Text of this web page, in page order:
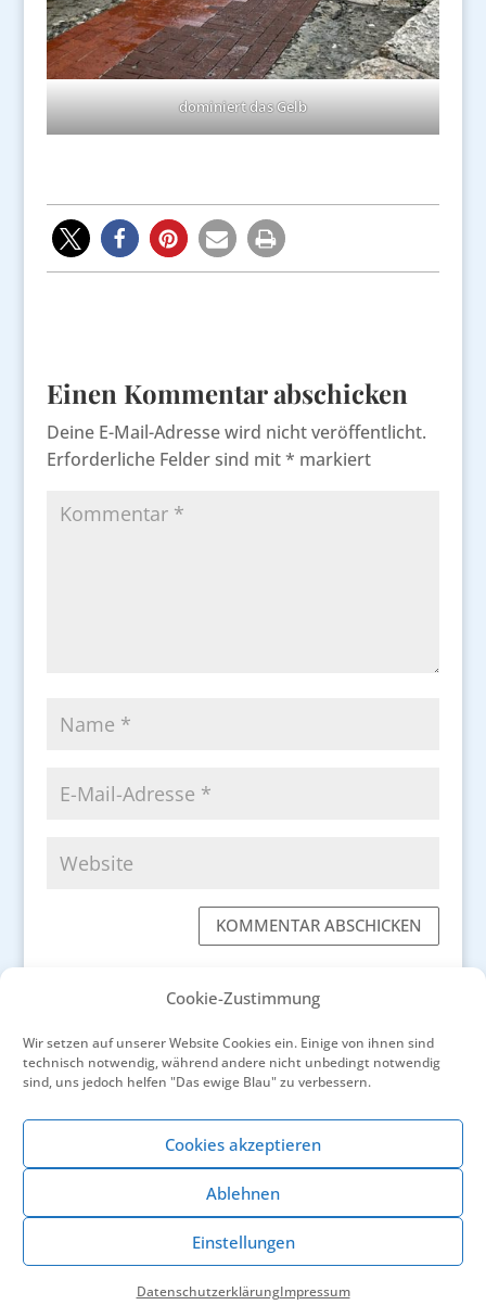
Cookie-Zustimmung
Wir setzen auf unserer Website Cookies ein. Einige von ihnen sind
technisch notwendig, während andere nicht unbedingt notwendig
sind, uns jedoch helfen "Das ewige Blau" zu verbessern.
Cookies akzeptieren
Ablehnen
Einstellungen
DatenschutzerklärungImpressum
dominiert das Gelb
Einen Kommentar abschicken
Deine E-Mail-Adresse wird nicht veröffentlicht.
Erforderliche Felder sind mit* markiert
KOMMENTAR ABSCHICKEN
←Über den Gotthard an die Côte
|Datenschutzerklärung